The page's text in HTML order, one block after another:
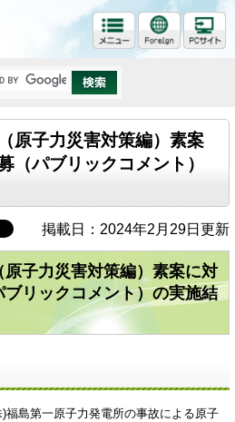
原子力災害対策編）素案
（パブリックコメント）
掲載日：2024年2月29日更新
子力災害対策編）素案に対
リックコメント）の実施結
島第一原子力発電所の事故による原子